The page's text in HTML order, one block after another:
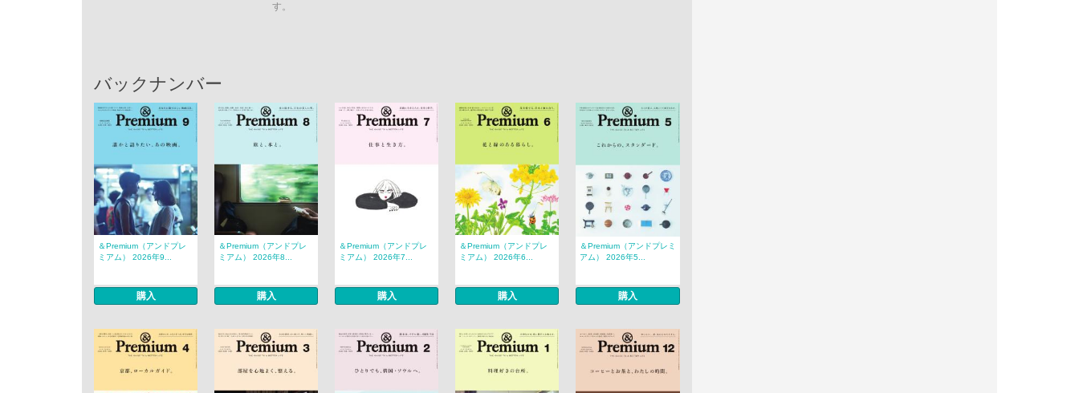
す。
バックナンバー
＆Premium（アンドプレ
ミアム） 2026年9...
購入
＆Premium（アンドプレ
ミアム） 2026年8...
購入
＆Premium（アンドプレ
ミアム） 2026年7...
購入
＆Premium（アンドプレ
ミアム） 2026年6...
購入
＆Premium（アンドプレミ
アム） 2026年5...
購入